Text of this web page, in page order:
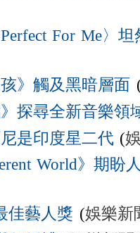
For Me〉
》觸及黑暗層面
探尋全新音樂領
是印度星二代 (
World》期盼
佳藝人獎 (娛樂新